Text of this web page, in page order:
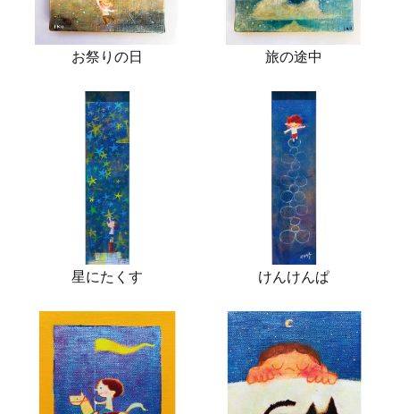
お祭りの日 旅の途中
星にたくす けんけんぱ